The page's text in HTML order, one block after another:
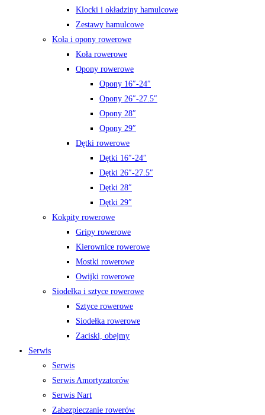
Klocki i okładziny hamulcowe
Zestawy hamulcowe
Koła i opony rowerowe
Koła rowerowe
Opony rowerowe
Opony 16″-24″
Opony 26″-27.5″
Opony 28″
Opony 29″
Dętki rowerowe
Dętki 16″-24″
Dętki 26″-27.5″
Dętki 28″
Dętki 29″
Kokpity rowerowe
Gripy rowerowe
Kierownice rowerowe
Mostki rowerowe
Owijki rowerowe
Siodełka i sztyce rowerowe
Sztyce rowerowe
Siodełka rowerowe
Zaciski, obejmy
Serwis
Serwis
Serwis Amortyzatorów
Serwis Nart
Zabezpieczanie rowerów